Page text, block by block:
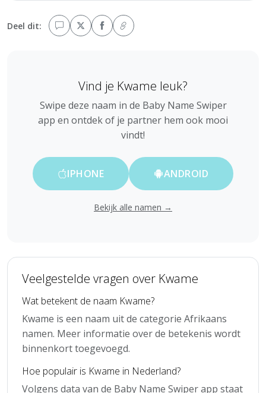
Deel dit:
Vind je Kwame leuk?
Swipe deze naam in de Baby Name Swiper
app en ontdek of je partner hem ook mooi
vindt!
IPHONE ANDROID
Bekijk alle namen →
Veelgestelde vragen over Kwame
Wat betekent de naam Kwame?
Kwame is een naam uit de categorie Afrikaans
namen. Meer informatie over de betekenis wordt
binnenkort toegevoegd.
Hoe populair is Kwame in Nederland?
Volgens data van de Baby Name Swiper app staat